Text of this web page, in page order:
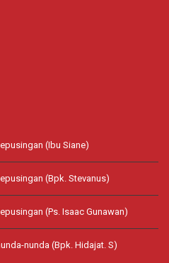
(Ibu Siane)
(Bpk. Stevanus)
(Ps. Isaac Gunawan)
nunda (Bpk. Hidajat. S)